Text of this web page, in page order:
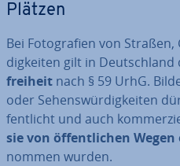
Plätzen
Bei Fo­to­gra­fien von
dig­kei­ten gilt in Deutsch­land
frei­heit nach § 59 UrhG.
oder Se­hens­wür­dig­kei­ten
fent­licht und auch
sie von öf­fent­li­chen Wegen
nom­men wurden.